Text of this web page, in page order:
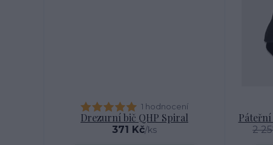
1 hodnocení
Drezurní bič QHP Spiral
371 Kč/ks 2